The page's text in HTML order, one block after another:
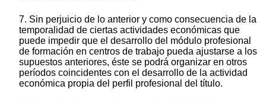
7. Sin perjuicio de lo anterior y como consecuencia de la
temporalidad de ciertas actividades económicas que
puede impedir que el desarrollo del módulo profesional
de formación en centros de trabajo pueda ajustarse a los
supuestos anteriores, éste se podrá organizar en otros
períodos coincidentes con el desarrollo de la actividad
económica propia del perfil profesional del título.